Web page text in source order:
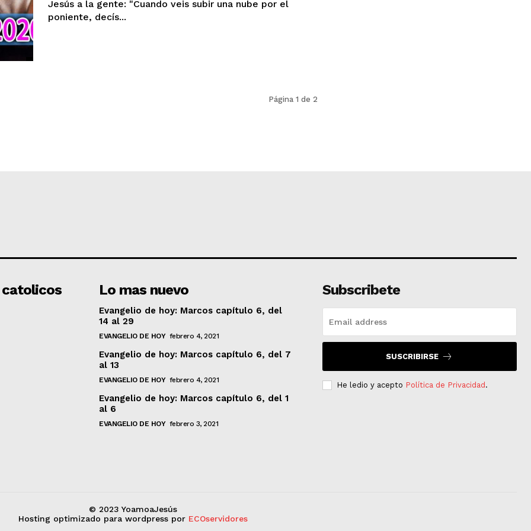
Jesús a la gente: "Cuando veis subir una nube por el
poniente, decís...
Página 1 de 2
Lo mas nuevo
Evangelio de hoy: Marcos capítulo 6, del
14 al 29
EVANGELIO DE HOY febrero 4, 2021
Evangelio de hoy: Marcos capítulo 6, del 7
al 13
EVANGELIO DE HOY febrero 4, 2021
Evangelio de hoy: Marcos capítulo 6, del 1
al 6
EVANGELIO DE HOY febrero 3, 2021
Subscribete
SUSCRIBIRSE
He ledio y acepto Política de Privacidad .
© 2023 YoamoaJesús
Hosting optimizado para wordpress por ECOservidores